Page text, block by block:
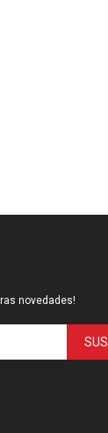
novedades!